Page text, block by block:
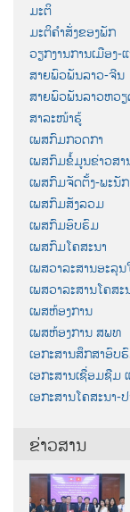
ມະຕິ
ມະຕິຄຳສັ່ງຂອງພັກ
ວຽກງານການເມືອງ-
ສາຍພົວພັນລາວ-ຈີນ
ສາຍພົວພັນລາວຫວ
ສາລະໜ້າຮູ້
ເພສກົມກວດກາ
ເພສກົມຂໍ້ມູນຂ່າວສ
ເພສກົມຈັດຕັ້ງ-ພະນັກ
ເພສກົມສັງລວມ
ເພສກົມອົບຮົມ
ເພສກົມໂຄສະນາ
ເພສວາລະສານອະລຸ
ເພສວາລະສານໂຄສະ
ເພສຫ້ອງການ
ເພສຫ້ອງການ ສພທ
ເອກະສານສຶກສາອົບ
ເອກະສານເຊື່ອມຊືມ
ເອກະສານໂຄສະນາ-
ຂ່າວສານ